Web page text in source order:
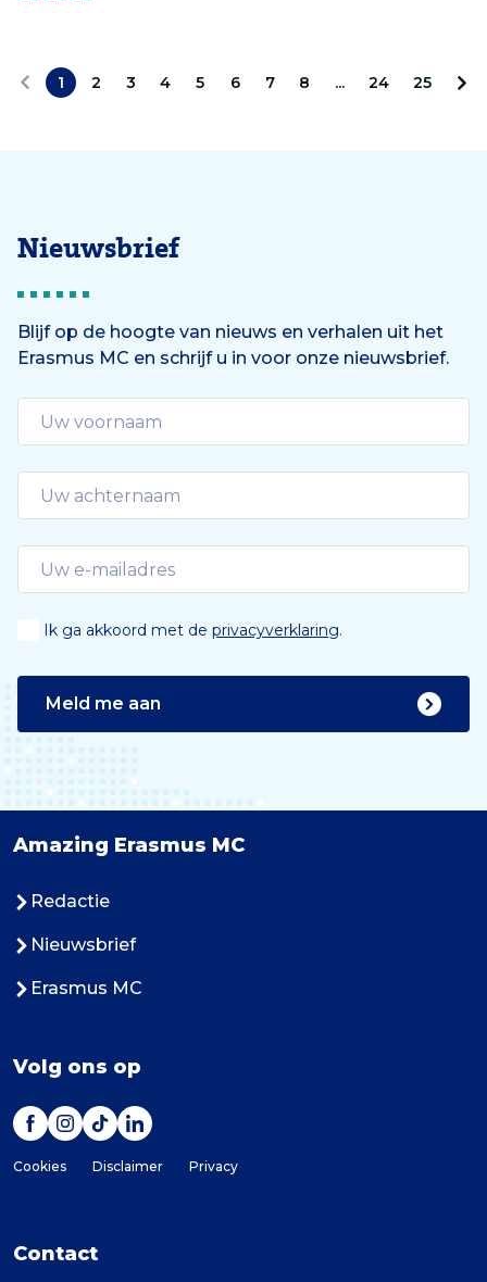
i
e
1 2 3 4 5 6 7 8 ... 24
25
Nieuwsbrief
Blijf op de hoogte van nieuws en verhalen uit het
Erasmus MC en schrijf u in voor onze nieuwsbrief.
Ik ga akkoord met de privacyverklaring.
Meld me aan
Amazing Erasmus MC
Redactie
Nieuwsbrief
Erasmus MC
Volg ons op
Cookies Disclaimer Privacy
Contact